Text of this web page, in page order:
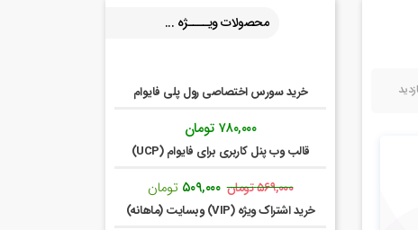
محصولات ویــــژه ...
خرید سورس اختصاصی رول پلی فایوام
۷۸۰,۰۰۰ تومان
قالب وب پنل کاربری برای فایوام (UCP)
۵۶۹,۰۰۰تومان قیمت
اصلی:
۵۶۹,۰۰۰ تومان
۵۰۹,۰۰۰ تومان
فعلی:
۵۰۹,۰۰۰ تومان.
خرید اشتراک ویژه (VIP) وبسایت (ماهانه)